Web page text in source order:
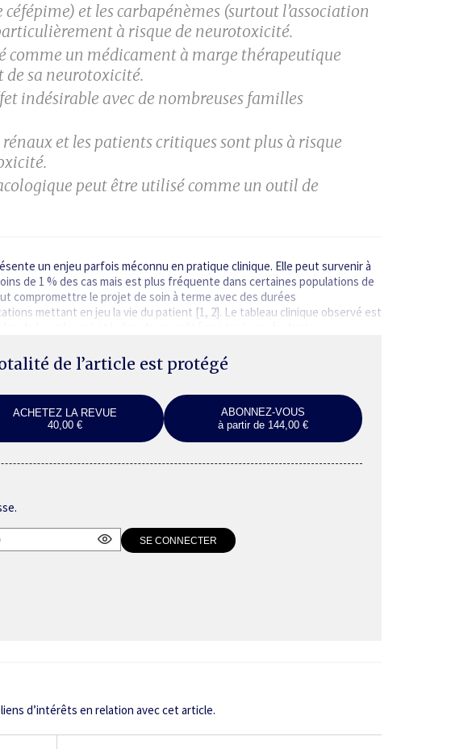
et les carbapénèmes (surtout l’association
à risque de neurotoxicité.
comme un médicament à marge thérapeutique
de sa neurotoxicité.
indésirable avec de nombreuses familles
et les patients critiques sont plus à risque
peut être utilisé comme un outil de
un enjeu parfois méconnu en pratique clinique. Elle peut survenir à
de 1 % des cas mais est plus fréquente dans certaines populations de
compromettre le projet de soin à terme avec des durées
mettant en jeu la vie du patient [1, 2]. Le tableau clinique observé est
de l’article est protégé
ACHETEZ LA REVUE
40,00 €
ABONNEZ-VOUS
à partir de 144,00 €
d’intérêts en relation avec cet article.